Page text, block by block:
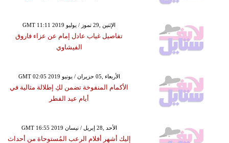
GMT 11:11 2019 الإثنين ,29 تموز / يوليو
تفاصيل غياب عادل إمام عن عزاء فاروق
الفيشاوي
GMT 02:05 2019 الأربعاء ,05 حزيران / يونيو
الأكمام المنفوخة تضمن لكِ إطلالة مثالية في
أيام عيد الفطر
GMT 16:55 2019 الأحد ,28 إبريل / نيسان
إليك أشهر أفلام الرعب المُستوحاة من أحداث